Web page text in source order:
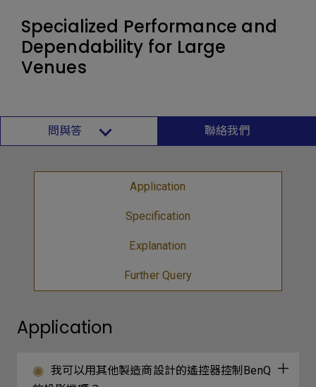
Specialized Performance and
Dependability for Large
Venues
問與答 聯絡我們
Application
Specification
Explanation
Further Query
Application
我可以用其他製造商設計的遙控器控制BenQ